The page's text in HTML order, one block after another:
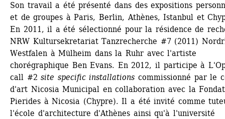
Son travail a été présenté dans des expositions
et de groupes à Paris, Berlin, Athènes, Istanbul et
En 2011, il a été sélectionné pour la résidence de
NRW Kultursekretariat Tanzrecherche #7 (2011)
Westfalen à Mülheim dans la Ruhr avec l'artiste
chorégraphique Ben Evans. En 2012, il participe à
call #2 site specific installations commissionné par le
d'art Nicosia Municipal en collaboration avec la
Pierides à Nicosia (Chypre). Il a été invité comme
l'école d'architecture d'Athènes ainsi qu'à l'université